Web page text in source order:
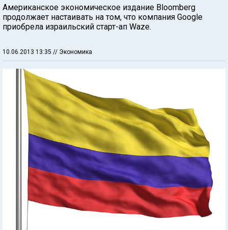
Американское экономическое издание Bloomberg
продолжает настаивать на том, что компания Google
приобрела израильский старт-ап Waze.
10.06.2013 13:35 // Экономика